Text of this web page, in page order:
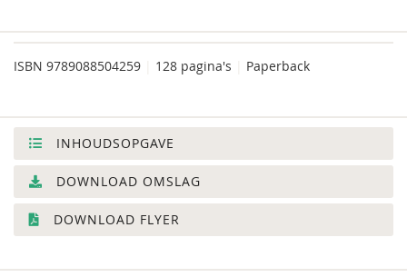
ISBN 9789088504259 128 pagina's Paperback
INHOUDSOPGAVE
DOWNLOAD OMSLAG
DOWNLOAD FLYER